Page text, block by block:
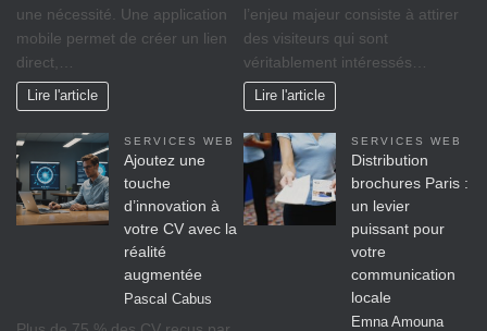
une nécessité. Une application
mobile permet de créer un lien
direct,…
Lire l'article
l’enjeu majeur consiste à attirer
des visiteurs qui sont
véritablement intéressés…
Lire l'article
SERVICES WEB
Ajoutez une
touche
d’innovation à
votre CV avec la
réalité
augmentée
Pascal Cabus
SERVICES WEB
Distribution
brochures Paris :
un levier
puissant pour
votre
communication
locale
Emna Amouna